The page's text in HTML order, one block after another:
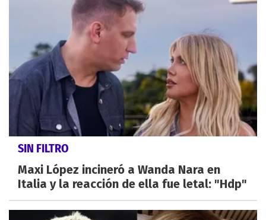
SIN FILTRO
Maxi López incineró a Wanda Nara en
Italia y la reacción de ella fue letal: "Hdp"